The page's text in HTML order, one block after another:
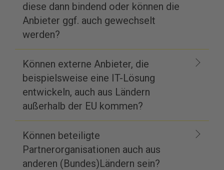
diese dann bindend oder können die
Anbieter ggf. auch gewechselt
werden?
Können externe Anbieter, die
beispielsweise eine IT-Lösung
entwickeln, auch aus Ländern
außerhalb der EU kommen?
Können beteiligte
Partnerorganisationen auch aus
anderen (Bundes)Ländern sein?